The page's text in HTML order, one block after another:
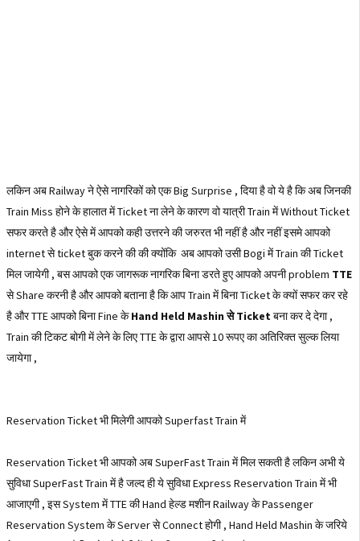
लकिन अब Railway ने ऐसे नागरिकों को एक Big Surprise , दिया है वो ये है कि अब जिनकी
Train Miss होने के हालात में Ticket ना लेने के कारण वो यात्री Train में Without Ticket
सफर करते है और ऐसे में आपको कही उत्तरने की जरुरत भी नहीं है और नहीं इसमे आपको
internet से ticket बुक करने की की क्योंकि अब आपको उसी Bogi में Train की Ticket
मिल जायेगी , बस आपको एक जागरूक नागरिक बिना डरते हुए आपको अपनी problem TTE
से Share करनी है और आपको बताना है कि आप Train में बिना Ticket के क्यों सफर कर रहे
है और TTE आपको बिना Fine केHand Held Mashin से Ticket बना कर दे देगा ,
Train की टिकट बोगी में लेने के लिए TTE के द्वारा आपसे 10 रूपए का अतिरिक्त सुल्क लिया
जायेगा ,
Reservation Ticket भी मिलेगी आपको Superfast Train में
Reservation Ticket भी आपको अब SuperFast Train में मिल सकती है लकिन अभी ये
सुविधा SuperFast Train में है जल्द ही ये सुविधा Express Reservation Train में भी
आजाएगी , इस System में TTE की Hand हेल्ड मशीन Railway के Passenger
Reservation System के Server से Connect होगी , Hand Held Mashin के जरिये